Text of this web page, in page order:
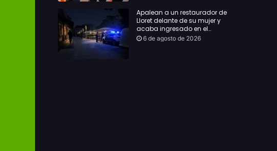
Apalean a un restaurador de
Lloret delante de su mujer y
acaba ingresado en el
Hospital Vall d’Hebron
6 de agosto de 2026